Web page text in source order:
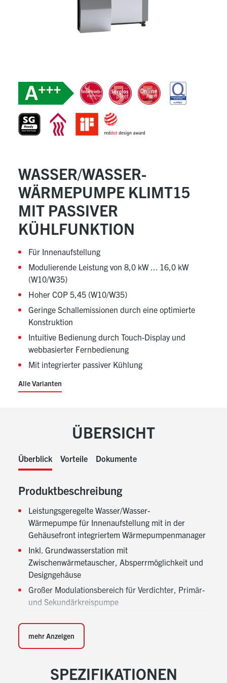
WASSER/WASSER-
WÄRMEPUMPE KLIMT15
MIT PASSIVER
KÜHLFUNKTION
Für Innenaufstellung
Modulierende Leistung von 8,0 kW ... 16,0 kW
(W10/W35)
Hoher COP 5,45 (W10/W35)
Geringe Schallemissionen durch eine optimierte
Konstruktion
Intuitive Bedienung durch Touch-Display und
webbasierter Fernbedienung
Mit integrierter passiver Kühlung
Alle Varianten
ÜBERSICHT
Überblick Vorteile Dokumente
Produktbeschreibung
Leistungsgeregelte Wasser/Wasser-
Wärmepumpe für Innenaufstellung mit in der
Gehäusefront integriertem Wärmepumpenmanager
Inkl. Grundwasserstation mit
Zwischenwärmetauscher, Absperrmöglichkeit und
Designgehäuse
Großer Modulationsbereich für Verdichter, Primär-
und Sekundärkreispumpe
intuitiven, einfachen Bedienung, mit
selbsterklärenden Icons
Schaltung, ohne zusätzliche Hardware
mehr Anzeigen
SPEZIFIKATIONEN